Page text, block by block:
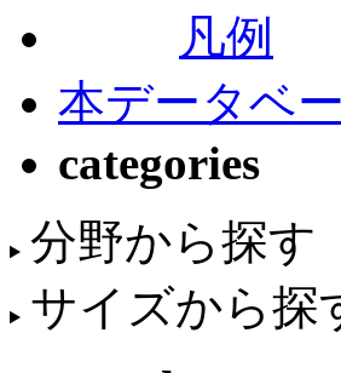
凡例
本データベ
categories
分野から探す
サイズから探